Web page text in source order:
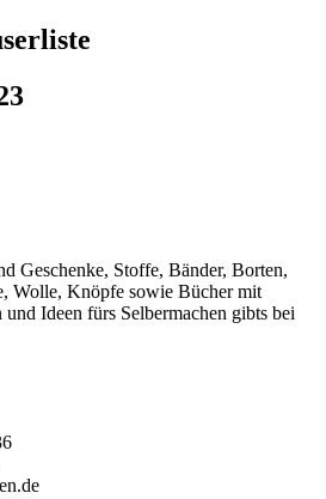
Geschenke, Stoffe, Bänder, Borten,
Wolle, Knöpfe sowie Bücher mit
Ideen fürs Selbermachen gibts bei